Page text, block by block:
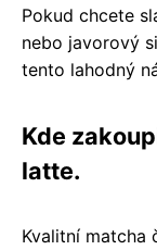
Pokud chcete
nebo javorový
tento lahodný
Kde
latte.
Kvalitní matcha